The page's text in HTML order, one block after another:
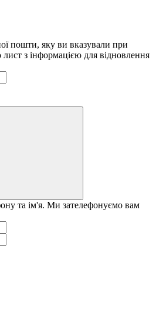
пошти, яку ви вказували при
з інформацією для відновлення
та ім'я. Ми зателефонуємо вам